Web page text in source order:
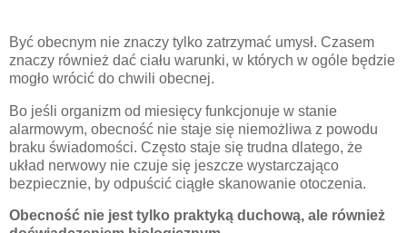
Być obecnym nie znaczy tylko zatrzymać umysł. Czasem
znaczy również dać ciału warunki, w których w ogóle będzie
mogło wrócić do chwili obecnej.
Bo jeśli organizm od miesięcy funkcjonuje w stanie
alarmowym, obecność nie staje się niemożliwa z powodu
braku świadomości. Często staje się trudna dlatego, że
układ nerwowy nie czuje się jeszcze wystarczająco
bezpiecznie, by odpuścić ciągłe skanowanie otoczenia.
Obecność nie jest tylko praktyką duchową, ale również